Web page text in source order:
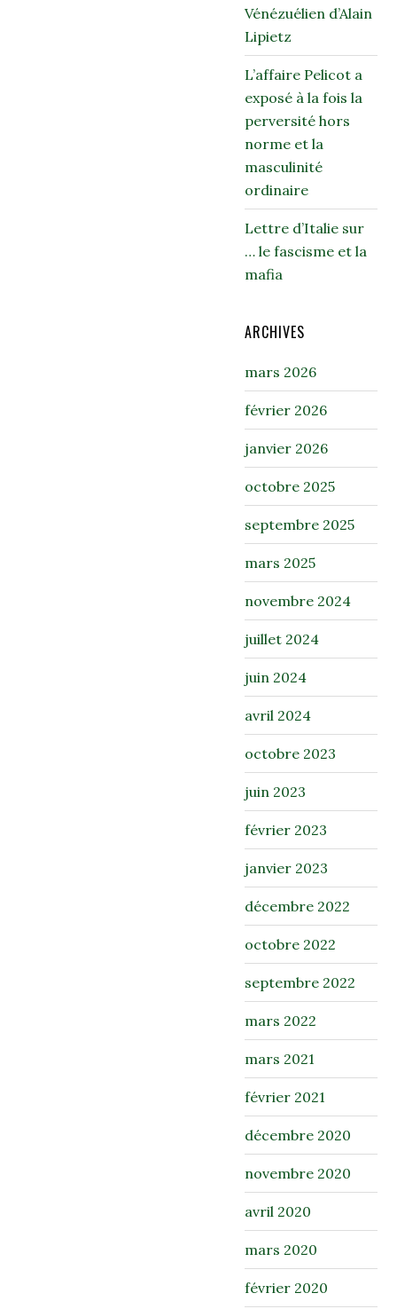
Vénézuélien d’Alain
Lipietz
L’affaire Pelicot a
exposé à la fois la
perversité hors
norme et la
masculinité
ordinaire
Lettre d’Italie sur
… le fascisme et la
mafia
ARCHIVES
mars 2026
février 2026
janvier 2026
octobre 2025
septembre 2025
mars 2025
novembre 2024
juillet 2024
juin 2024
avril 2024
octobre 2023
juin 2023
février 2023
janvier 2023
décembre 2022
octobre 2022
septembre 2022
mars 2022
mars 2021
février 2021
décembre 2020
novembre 2020
avril 2020
mars 2020
février 2020